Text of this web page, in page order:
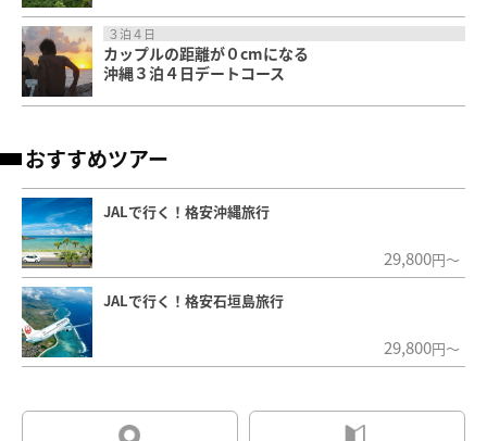
３泊４日
カップルの距離が０cmになる
沖縄３泊４日デートコース
おすすめツアー
JALで行く！格安沖縄旅行
29,800円～
JALで行く！格安石垣島旅行
29,800円～